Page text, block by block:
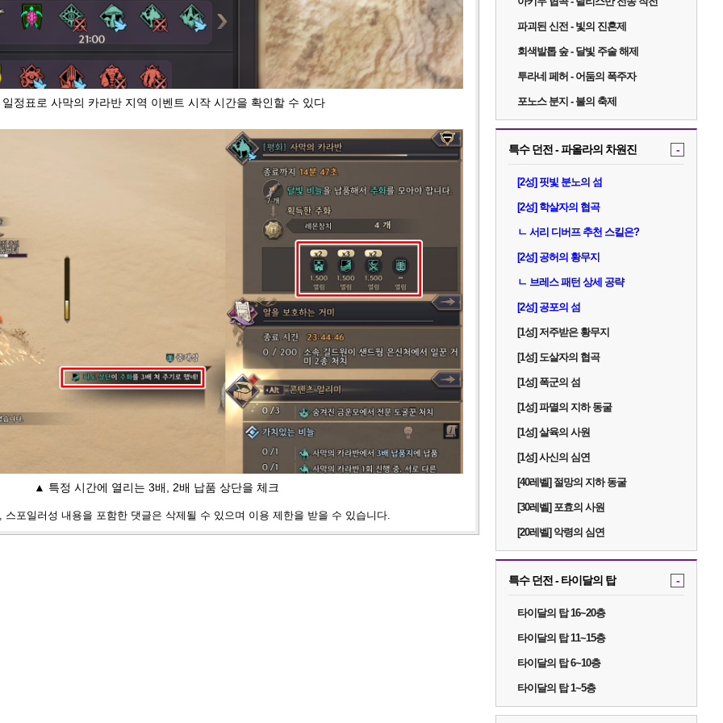
정표로 사막의 카라반 지역 이벤트 시작 시간을 확인할 수 있다
▲ 특정 시간에 열리는 3배, 2배 납품 상단을 체크
포일러성 내용을 포함한 댓글은 삭제될 수 있으며 이용 제한을 받을 수 있습니다.
파괴된 신전 - 빛의 진혼제
회색발톱 숲 - 달빛 주술 해제
투라네 페허 - 어둠의 폭주자
포노스 분지 - 불의 축제
특수 던전 - 파올라의 차원진 -
[2성] 핏빛 분노의 섬
[2성] 학살자의 협곡
ㄴ 서리 디버프 추천 스킬은?
[2성] 공허의 황무지
ㄴ 브레스 패턴 상세 공략
[2성] 공포의 섬
[1성] 저주받은 황무지
[1성] 도살자의 협곡
[1성] 폭군의 섬
[1성] 파멸의 지하 동굴
[1성] 살육의 사원
[1성] 사신의 심연
[40레벨] 절망의 지하 동굴
[30레벨] 포효의 사원
[20레벨] 악령의 심연
특수 던전 - 타이달의 탑 -
타이달의 탑 16~20층
타이달의 탑 11~15층
타이달의 탑 6~10층
타이달의 탑 1~5층